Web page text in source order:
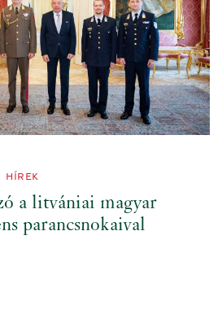
HÍREK
a litvániai magyar
parancsnokaival